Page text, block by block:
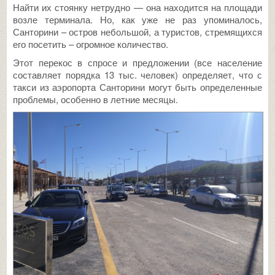
Найти их стоянку нетрудно — она находится на площади
возле терминала. Но, как уже не раз упоминалось,
Санторини – остров небольшой, а туристов, стремящихся
его посетить – огромное количество.
Этот перекос в спросе и предложении (все население
составляет порядка 13 тыс. человек) определяет, что с
такси из аэропорта Санторини могут быть определенные
проблемы, особенно в летние месяцы.